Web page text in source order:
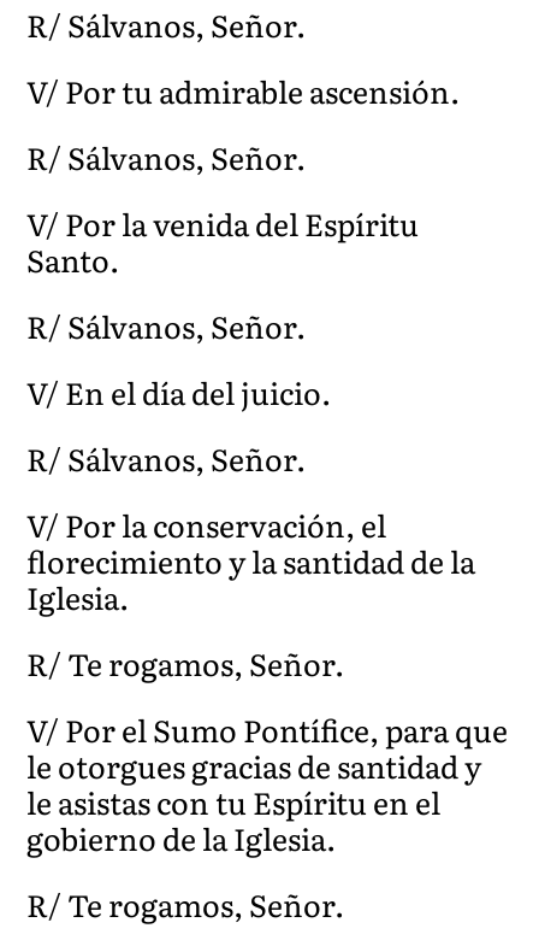
R/ Sálvanos, Señor.
V/ Por tu admirable ascensión.
R/ Sálvanos, Señor.
V/ Por la venida del Espíritu
Santo.
R/ Sálvanos, Señor.
V/ En el día del juicio.
R/ Sálvanos, Señor.
V/ Por la conservación, el
florecimiento y la santidad de la
Iglesia.
R/ Te rogamos, Señor.
V/ Por el Sumo Pontífice, para que
le otorgues gracias de santidad y
le asistas con tu Espíritu en el
gobierno de la Iglesia.
R/ Te rogamos, Señor.